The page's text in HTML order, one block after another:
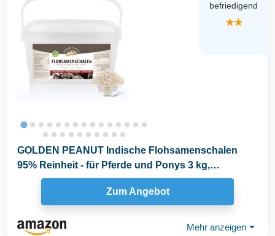
befriedigend
★★
GOLDEN PEANUT Indische Flohsamenschalen
95% Reinheit - für Pferde und Ponys 3 kg,
Darmsanierung...
Zum Angebot
Mehr anzeigen ⏷